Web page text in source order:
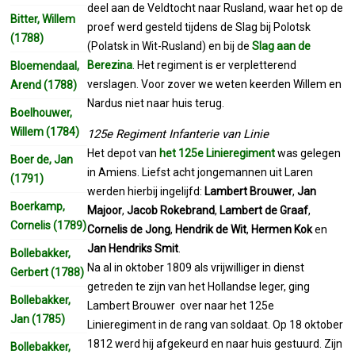
deel aan de Veldtocht naar Rusland, waar het op de
proef werd gesteld tijdens de Slag bij Polotsk
(Polatsk in Wit-Rusland) en bij deSlag aan de
Berezina . Het regiment is er verpletterend
verslagen. Voor zover we weten keerden Willem en
Nardus niet naar huis terug.
125e Regiment Infanterie van Linie
Het depot van het 125e Linieregimentwas gelegen
in Amiens. Liefst acht jongemannen uit Laren
werden hierbij ingelijfd: Lambert Brouwer,Jan
Majoor,Jacob Rokebrand, Lambert de Graaf,
Cornelis de Jong, Hendrik de Wit, Hermen Koken
Jan Hendriks Smit
Na al in oktober 1809 als vrijwilliger in dienst
getreden te zijn van het Hollandse leger, ging
Lambert Brouwer over naar het 125e
Linieregiment in de rang van soldaat. Op 18 oktober
1812 werd hij afgekeurd en naar huis gestuurd. Zijn
Bitter, Willem
(1788)
Bloemendaal,
Arend (1788)
Boelhouwer,
Willem (1784)
Boer de, Jan
(1791)
Boerkamp,
Cornelis (1789)
Bollebakker,
Gerbert (1788)
Bollebakker,
Jan (1785)
Bollebakker,